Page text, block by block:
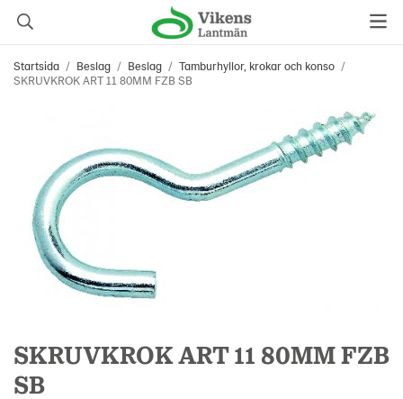
Startsida / Beslag / Beslag / Tamburhyllor, krokar och konso /
SKRUVKROK ART 11 80MM FZB SB
SKRUVKROK ART 11 80MM FZB
SB